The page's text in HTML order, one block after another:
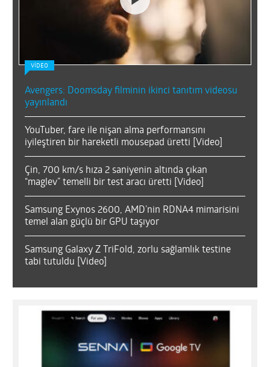
Anker Soundcore Sleep A30
9,2
Logitech MX Master 4
Redmi Note 15 Pro Plus
VİDEO
Avengers: Doomsday filminin ikinci tanıtım videosu
yayınlandı
YouTuber, fare ile nişan alma performansını
iyileştiren bir hareketli mousepad üretti [Video]
Çin, 700 km/s hıza 2 saniyenin altında çıkan
“maglev” temelli bir test aracı üretti [Video]
Samsung Exynos 2600, AMD’nin RDNA4 mimarisini
temel alan güçlü bir GPU taşıyor
Samsung Galaxy Z TriFold, zorlu sağlamlık testine
tabi tutuldu [Video]